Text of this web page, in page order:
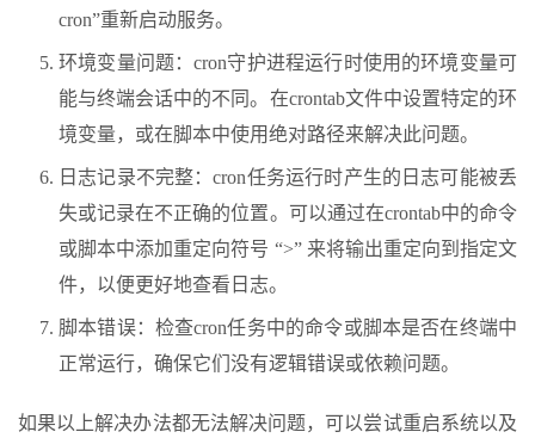
cron”重新启动服务。
环境变量问题：cron守护进程运行时使用的环境变量可
能与终端会话中的不同。在crontab文件中设置特定的环
境变量，或在脚本中使用绝对路径来解决此问题。
日志记录不完整：cron任务运行时产生的日志可能被丢
失或记录在不正确的位置。可以通过在crontab中的命令
或脚本中添加重定向符号 “>” 来将输出重定向到指定文
件，以便更好地查看日志。
脚本错误：检查cron任务中的命令或脚本是否在终端中
正常运行，确保它们没有逻辑错误或依赖问题。
如果以上解决办法都无法解决问题，可以尝试重启系统以及